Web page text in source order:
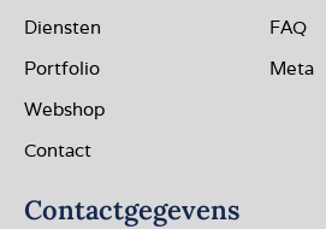
Diensten
Portfolio
Webshop
Contact
FAQ
Meta
Contactgegevens